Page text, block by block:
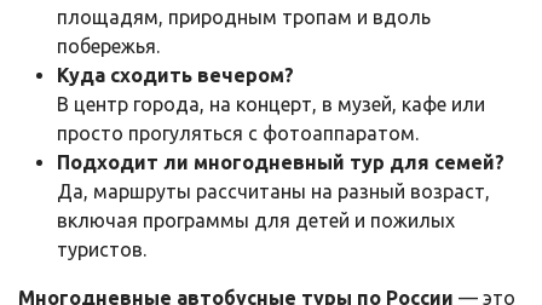
площадям, природным тропам и вдоль
побережья.
Куда сходить вечером?
В центр города, на концерт, в музей, кафе или
просто прогуляться с фотоаппаратом.
Подходит ли многодневный тур для семей?
Да, маршруты рассчитаны на разный возраст,
включая программы для детей и пожилых
туристов.
Многодневные автобусные туры по России — это